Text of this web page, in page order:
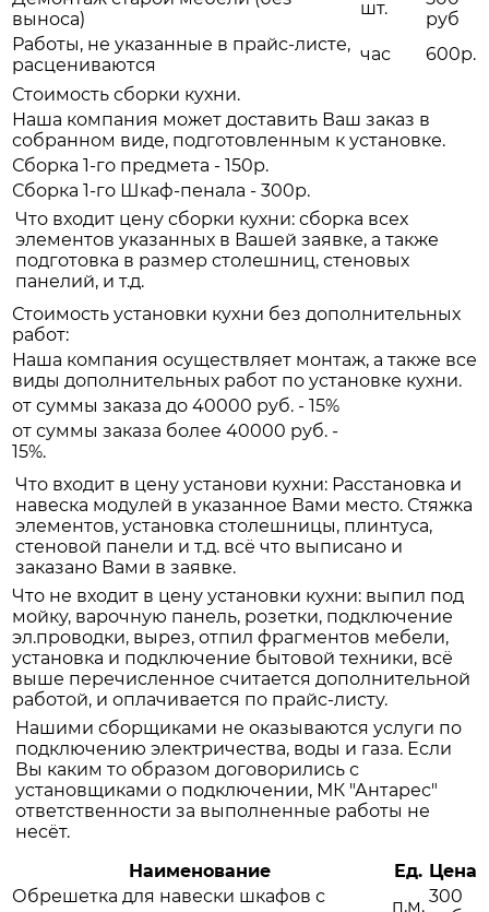
выноса)
шт.
руб
Работы, не указанные в прайс-листе,
расцениваются
час
600р.
Стоимость сборки кухни.
Наша компания может доставить Ваш заказ в
собранном виде, подготовленным к установке.
Сборка 1-го предмета - 150р.
Сборка 1-го Шкаф-пенала - 300р.
Что входит цену сборки кухни: сборка всех
элементов указанных в Вашей заявке, а также
подготовка в размер столешниц, стеновых
панелий, и т.д.
Стоимость установки кухни без дополнительных
работ:
Наша компания осуществляет монтаж, а также все
виды дополнительных работ по установке кухни.
от суммы заказа до 40000 руб. - 15%
от суммы заказа более 40000 руб. -
15%.
Что входит в цену установи кухни: Расстановка и
навеска модулей в указанное Вами место. Стяжка
элементов, установка столешницы, плинтуса,
стеновой панели и т.д. всё что выписано и
заказано Вами в заявке.
Что не входит в цену установки кухни: выпил под
мойку, варочную панель, розетки, подключение
эл.проводки, вырез, отпил фрагментов мебели,
установка и подключение бытовой техники, всё
выше перечисленное считается дополнительной
работой, и оплачивается по прайс-листу.
Нашими сборщиками не оказываются услуги по
подключению электричества, воды и газа. Если
Вы каким то образом договорились с
установщиками о подключении, МК "Антарес"
ответственности за выполненные работы не
несёт.
Наименование
Ед. Цена
Обрешетка для навески шкафов с
п.м. 300